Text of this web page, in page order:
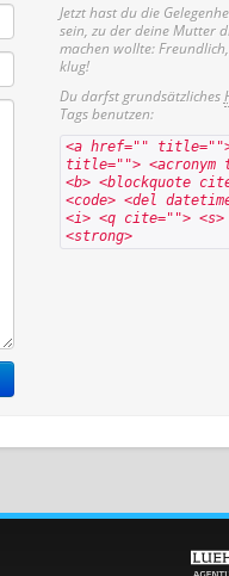
Jetzt hast du die
sein, zu der deine Mutter
machen wollte:
klug!
Du darfst grundsätzliches
Tags benutzen:
<a href=""
title="">
<b> <blockquote
<code> <del
<i> <q cite="">
<strong>